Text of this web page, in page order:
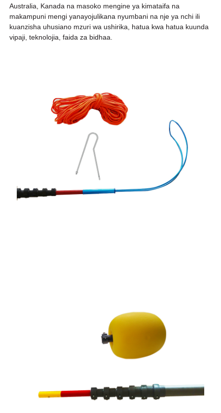
Australia, Kanada na masoko mengine ya kimataifa na
makampuni mengi yanayojulikana nyumbani na nje ya nchi ili
kuanzisha uhusiano mzuri wa ushirika, hatua kwa hatua kuunda
vipaji, teknolojia, faida za bidhaa.